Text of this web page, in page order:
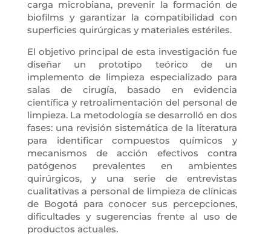
carga microbiana, prevenir la formación de
biofilms y garantizar la compatibilidad con
superficies quirúrgicas y materiales estériles.
El objetivo principal de esta investigación fue
diseñar un prototipo teórico de un
implemento de limpieza especializado para
salas de cirugía, basado en evidencia
científica y retroalimentación del personal de
limpieza. La metodología se desarrolló en dos
fases: una revisión sistemática de la literatura
para identificar compuestos químicos y
mecanismos de acción efectivos contra
patógenos prevalentes en ambientes
quirúrgicos, y una serie de entrevistas
cualitativas a personal de limpieza de clínicas
de Bogotá para conocer sus percepciones,
dificultades y sugerencias frente al uso de
productos actuales.